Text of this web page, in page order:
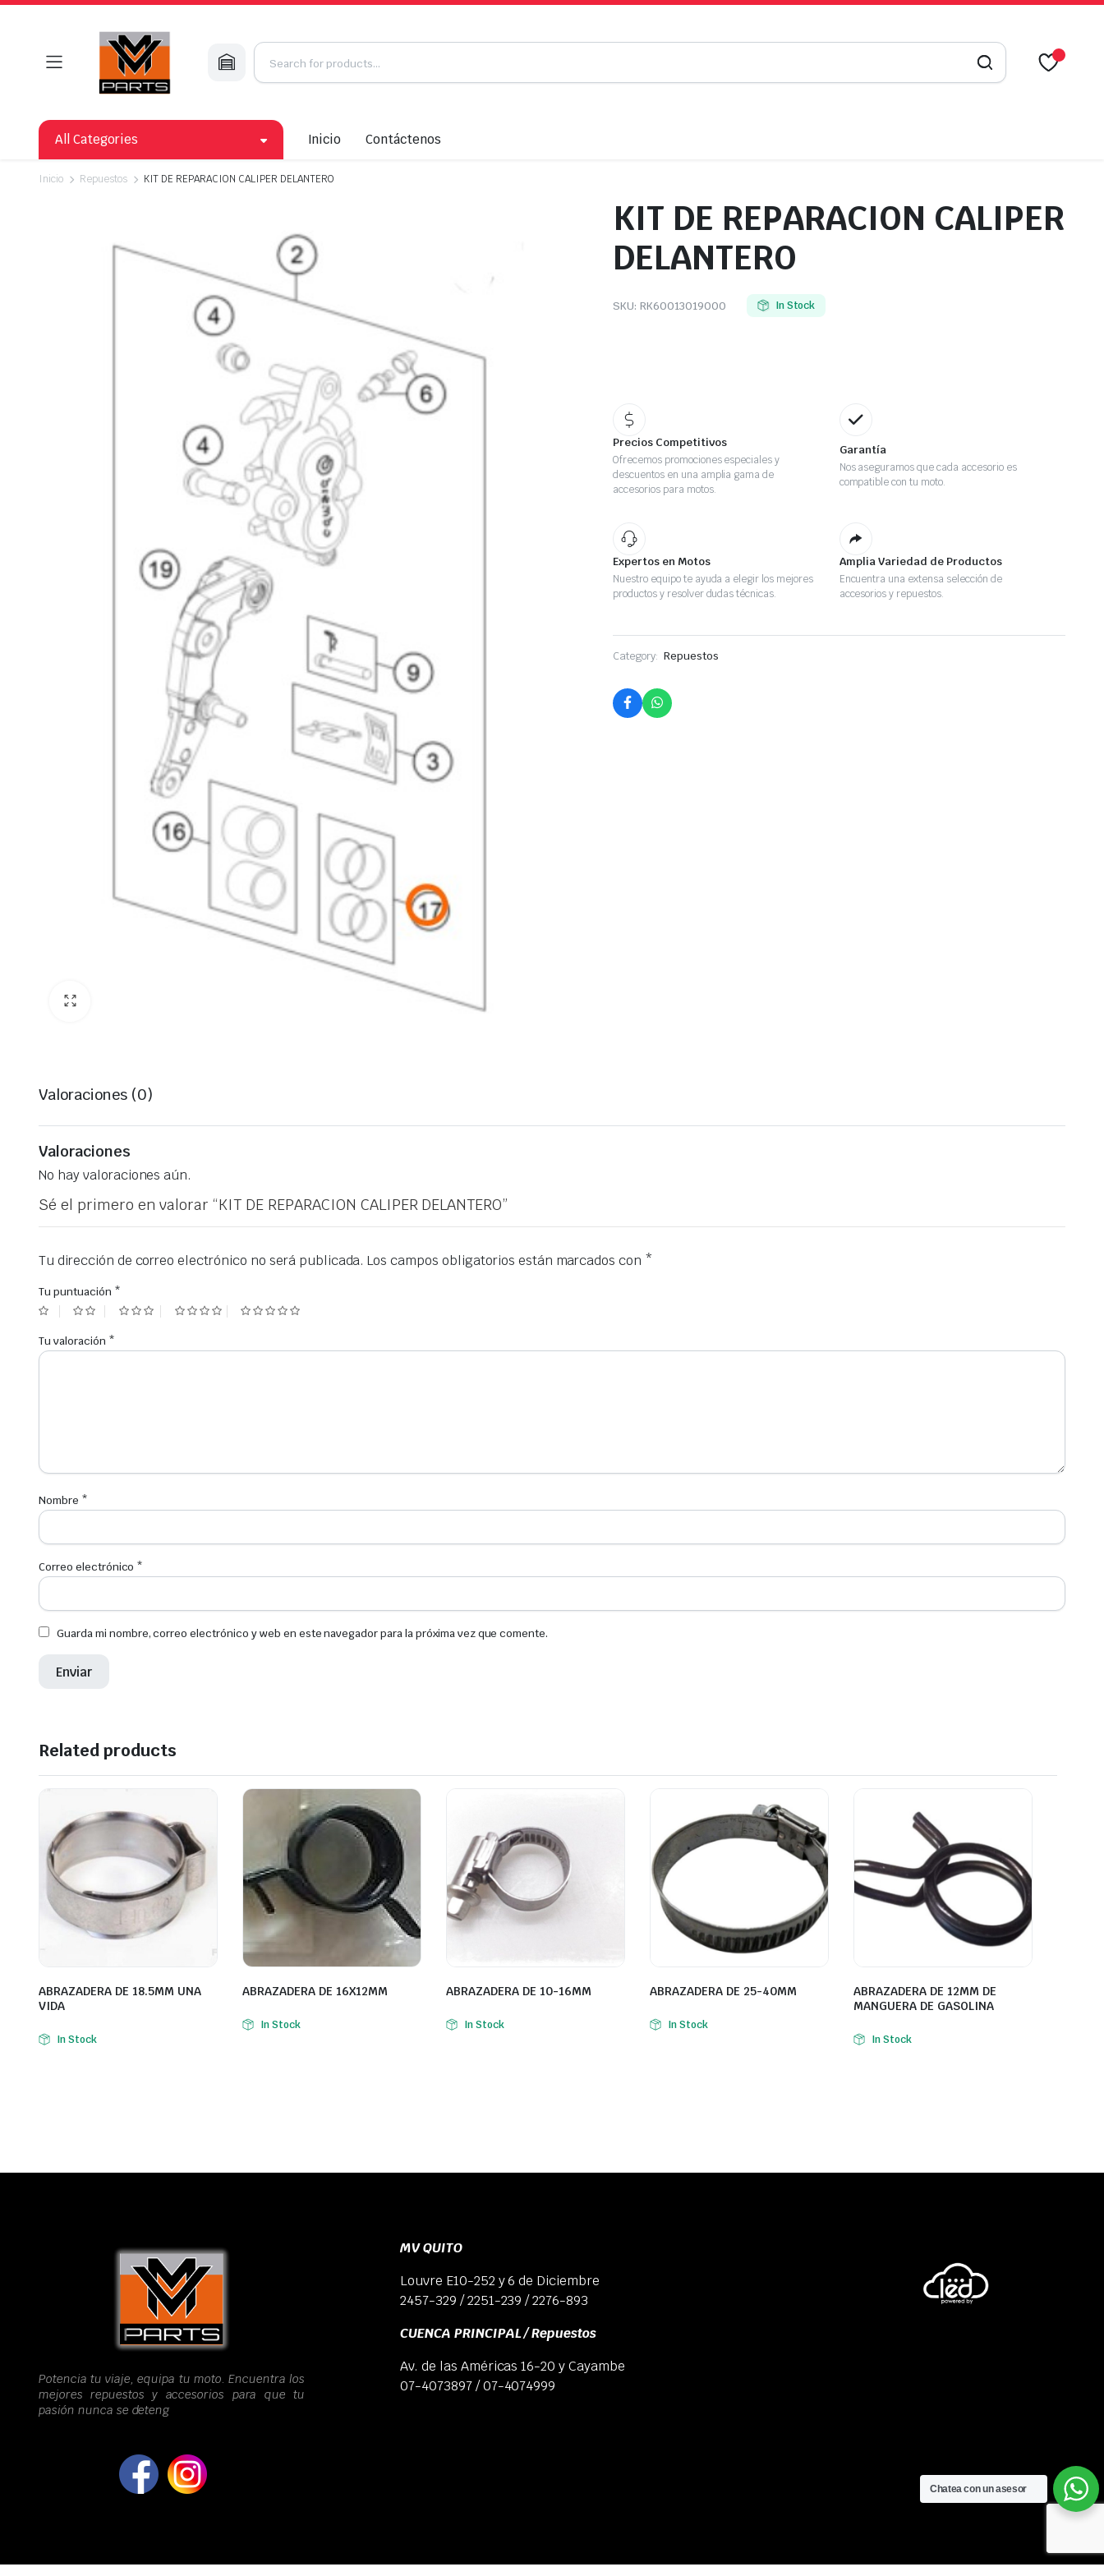
All Categories Inicio Contáctenos
Inicio Repuestos KIT DE REPARACION CALIPER DELANTERO
KIT DE REPARACION CALIPER
DELANTERO
SKU: RK60013019000 In Stock
Precios Competitivos
Ofrecemos promociones especiales y
descuentos en una amplia gama de
accesorios para motos.
Garantía
Nos aseguramos que cada accesorio es
compatible con tu moto.
Expertos en Motos
Nuestro equipo te ayuda a elegir los mejores
productos y resolver dudas técnicas.
Amplia Variedad de Productos
Encuentra una extensa selección de
accesorios y repuestos.
Category: Repuestos
Valoraciones (0)
Valoraciones
No hay valoraciones aún.
Sé el primero en valorar “KIT DE REPARACION CALIPER DELANTERO”
Tu dirección de correo electrónico no será publicada. Los campos obligatorios están marcados con *
Tu puntuación *
Tu valoración *
Nombre *
Correo electrónico *
Guarda mi nombre, correo electrónico y web en este navegador para la próxima vez que comente.
Related products
ABRAZADERA DE 18.5MM UNA
VIDA
In Stock
ABRAZADERA DE 16X12MM
In Stock
ABRAZADERA DE 10-16MM
In Stock
ABRAZADERA DE 25-40MM
In Stock
ABRAZADERA DE 12MM DE
MANGUERA DE GASOLINA
In Stock
Potencia tu viaje, equipa tu moto. Encuentra los
mejores repuestos y accesorios para que tu
pasión nunca se deteng
MV QUITO
Louvre E10-252 y 6 de Diciembre
2457-329 / 2251-239 / 2276-893
CUENCA PRINCIPAL / Repuestos
Av. de las Américas 16-20 y Cayambe
07-4073897 / 07-4074999
Chatea con un asesor